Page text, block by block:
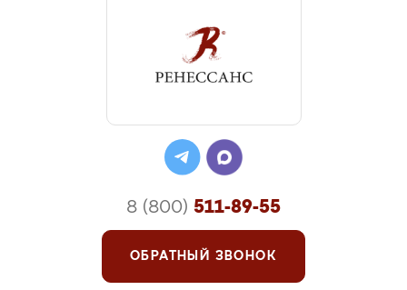
8 (800) 511-89-55
ОБРАТНЫЙ ЗВОНОК